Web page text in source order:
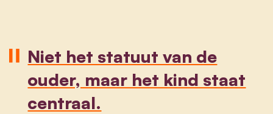
Niet het statuut van de
ouder, maar het kind staat
centraal.